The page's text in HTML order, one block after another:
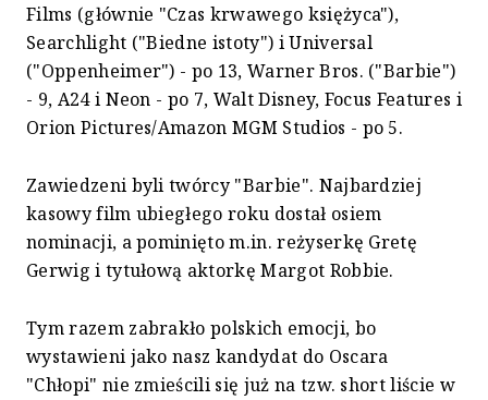
Films (głównie "Czas krwawego księżyca"),
Searchlight ("Biedne istoty") i Universal
("Oppenheimer") - po 13, Warner Bros. ("Barbie")
- 9, A24 i Neon - po 7, Walt Disney, Focus Features i
Orion Pictures/Amazon MGM Studios - po 5.
Zawiedzeni byli twórcy "Barbie". Najbardziej
kasowy film ubiegłego roku dostał osiem
nominacji, a pominięto m.in. reżyserkę Gretę
Gerwig i tytułową aktorkę Margot Robbie.
Tym razem zabrakło polskich emocji, bo
wystawieni jako nasz kandydat do Oscara
"Chłopi" nie zmieścili się już na tzw. short liście w